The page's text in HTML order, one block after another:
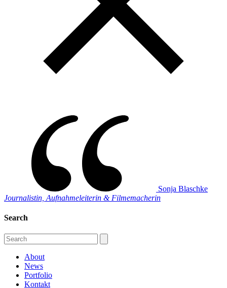
Sonja Blaschke
Journalistin, Aufnahmeleiterin & Filmemacherin
Search
About
News
Portfolio
Kontakt